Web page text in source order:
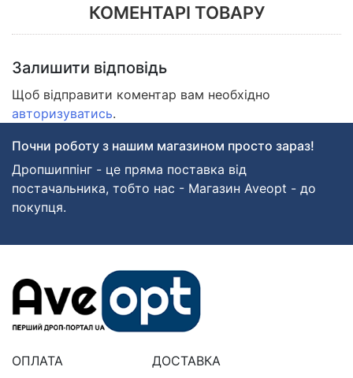
КОМЕНТАРІ ТОВАРУ
Залишити відповідь
Щоб відправити коментар вам необхідно
авторизуватись.
Почни роботу з нашим магазином просто зараз!
Дропшиппінг - це пряма поставка від
постачальника, тобто нас - Магазин Aveopt - до
покупця.
ОПЛАТА ДОСТАВКА